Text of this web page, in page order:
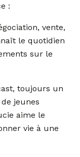
:
vente,
le quotidien
sur le
toujours un
jeunes
aime le
vie à une